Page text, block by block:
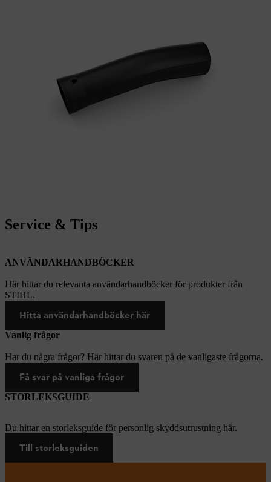
Service & Tips
ANVÄNDARHANDBÖCKER
Här hittar du relevanta användarhandböcker för produkter från
STIHL.
Hitta användarhandböcker här
Vanlig frågor
Har du några frågor? Här hittar du svaren på de vanligaste frågorna.
Få svar på vanliga frågor
STORLEKSGUIDE
Du hittar en storleksguide för personlig skyddsutrustning här.
Till storleksguiden